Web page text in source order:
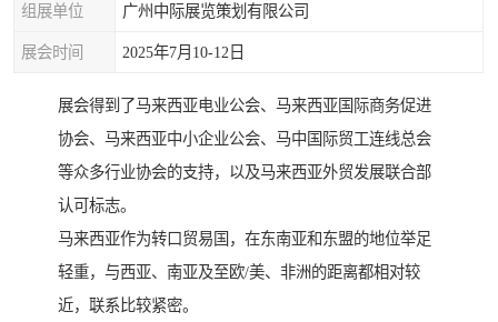
组展单位 广州中际展览策划有限公司
展会时间 2025年7月10-12日
展会得到了马来西亚电业公会、马来西亚国际商务促进
协会、马来西亚中小企业公会、马中国际贸工连线总会
等众多行业协会的支持，以及马来西亚外贸发展联合部
认可标志。
马来西亚作为转口贸易国，在东南亚和东盟的地位举足
轻重，与西亚、南亚及至欧/美、非洲的距离都相对较
近，联系比较紧密。